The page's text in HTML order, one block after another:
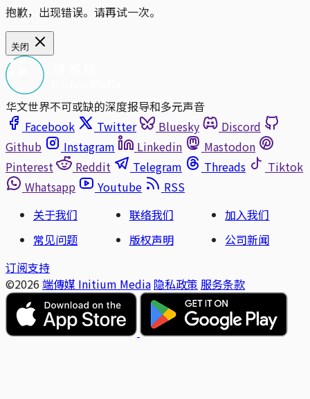
抱歉，出现错误。请再试一次。
关闭
华文世界不可或缺的深度报导和多元声音
Facebook
Twitter Bluesky
Discord
Github
Instagram Linkedin
Mastodon
Pinterest
Reddit Telegram Threads
Tiktok
Whatsapp
Youtube
RSS
关于我们
联络我们
加入我们
常见问题
版权声明
公司新闻
订阅支持
©2026 端傳媒 Initium Media 隐私政策 服务条款